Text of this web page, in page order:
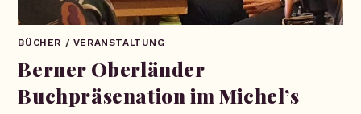
BÜCHER / VERANSTALTUNG
Berner Oberländer
Buchpräsenation im Michel’s